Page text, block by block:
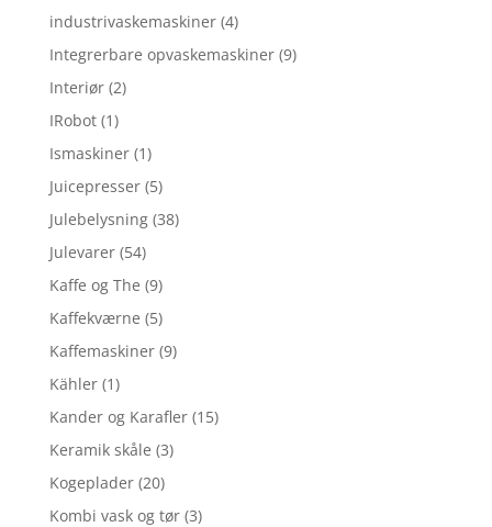
industrivaskemaskiner (4)
Integrerbare opvaskemaskiner (9)
Interiør (2)
IRobot (1)
Ismaskiner (1)
Juicepresser (5)
Julebelysning (38)
Julevarer (54)
Kaffe og The (9)
Kaffekværne (5)
Kaffemaskiner (9)
Kähler (1)
Kander og Karafler (15)
Keramik skåle (3)
Kogeplader (20)
Kombi vask og tør (3)